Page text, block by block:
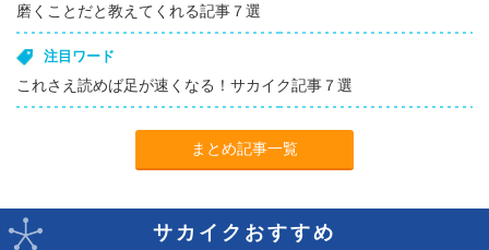
磨くことだと教えてくれる記事７選
注目ワード
これさえ読めば足が速くなる！サカイク記事７選
まとめ記事一覧
サカイクおすすめ